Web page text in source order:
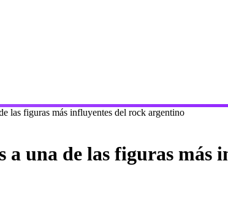
las figuras más influyentes del rock argentino
una de las figuras más